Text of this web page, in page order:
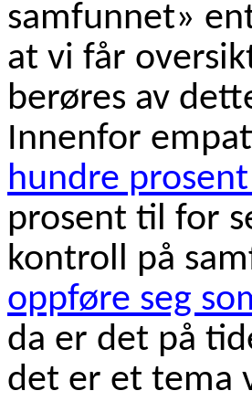
samfunnet»
at vi får
berøres av
Innenfor
hundre
prosent til for
kontroll på
oppføre seg
da er det på
det er et tema